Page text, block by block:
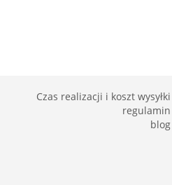
Czas realizacji i koszt wysyłki
regulamin
blog